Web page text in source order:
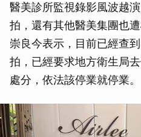
醫美診所監視錄影風波越
拍，還有其他醫美集團也
崇良今表示，目前已經查
拍，已經要求地方衛生局
處分，依法該停業就停業。